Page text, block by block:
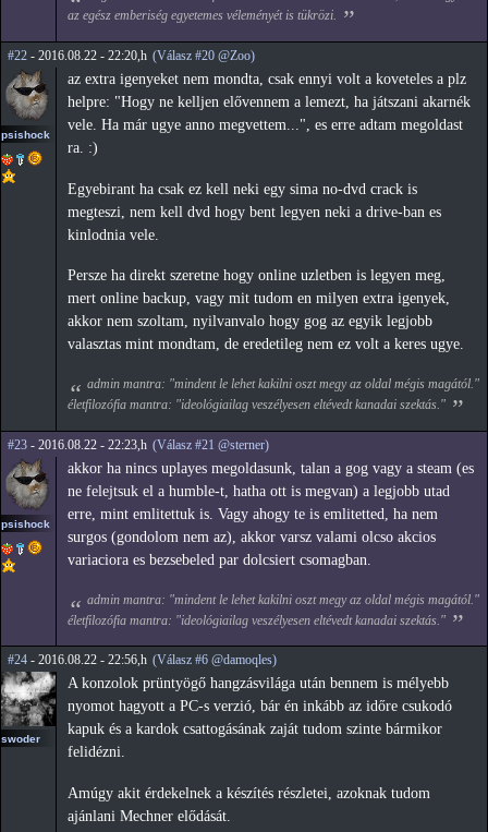
az egész emberiség egyetemes véleményét is tükrözi.
#22 - 2016.08.22 - 22:20,h (Válasz #20 @Zoo)
psishock
az extra igenyeket nem mondta, csak ennyi volt a koveteles a plz
helpre: "Hogy ne kelljen elővennem a lemezt, ha játszani akarnék
vele. Ha már ugye anno megvettem...", es erre adtam megoldast
ra. :)
Egyebirant ha csak ez kell neki egy sima no-dvd crack is
megteszi, nem kell dvd hogy bent legyen neki a drive-ban es
kinlodnia vele.
Persze ha direkt szeretne hogy online uzletben is legyen meg,
mert online backup, vagy mit tudom en milyen extra igenyek,
akkor nem szoltam, nyilvanvalo hogy gog az egyik legjobb
valasztas mint mondtam, de eredetileg nem ez volt a keres ugye.
admin mantra: "mindent le lehet kakilni oszt megy az oldal mégis magától."
életfilozófia mantra: "ideológiailag veszélyesen eltévedt kanadai szektás."
#23 - 2016.08.22 - 22:23,h (Válasz #21 @sterner)
psishock
akkor ha nincs uplayes megoldasunk, talan a gog vagy a steam (es
ne felejtsuk el a humble-t, hatha ott is megvan) a legjobb utad
erre, mint emlitettuk is. Vagy ahogy te is emlitetted, ha nem
surgos (gondolom nem az), akkor varsz valami olcso akcios
variaciora es bezsebeled par dolcsiert csomagban.
admin mantra: "mindent le lehet kakilni oszt megy az oldal mégis magától."
életfilozófia mantra: "ideológiailag veszélyesen eltévedt kanadai szektás."
#24 - 2016.08.22 - 22:56,h (Válasz #6 @damoqles)
swoder
A konzolok prüntyögő hangzásvilága után bennem is mélyebb
nyomot hagyott a PC-s verzió, bár én inkább az időre csukodó
kapuk és a kardok csattogásának zaját tudom szinte bármikor
felidézni.
Amúgy akit érdekelnek a készítés részletei, azoknak tudom
ajánlani Mechner elődását.